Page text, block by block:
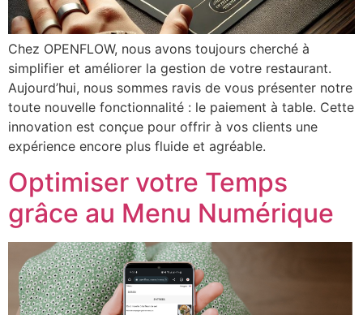
Chez OPENFLOW, nous avons toujours cherché à
simplifier et améliorer la gestion de votre restaurant.
Aujourd’hui, nous sommes ravis de vous présenter notre
toute nouvelle fonctionnalité : le paiement à table. Cette
innovation est conçue pour offrir à vos clients une
expérience encore plus fluide et agréable.
Optimiser votre Temps
grâce au Menu Numérique